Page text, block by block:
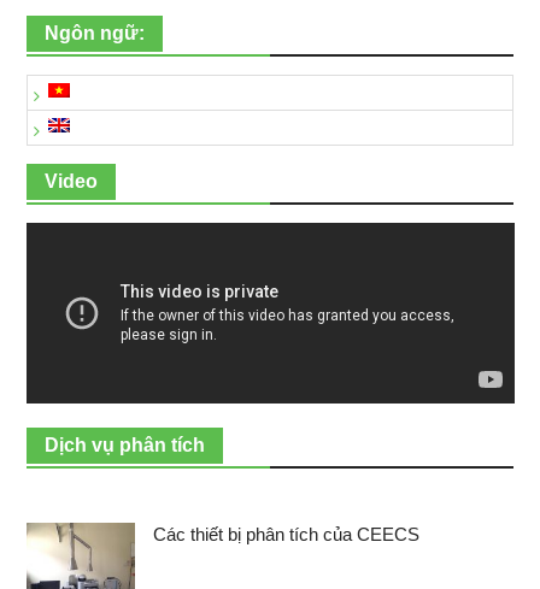
Ngôn ngữ:
Video
Dịch vụ phân tích
Các thiết bị phân tích của CEECS